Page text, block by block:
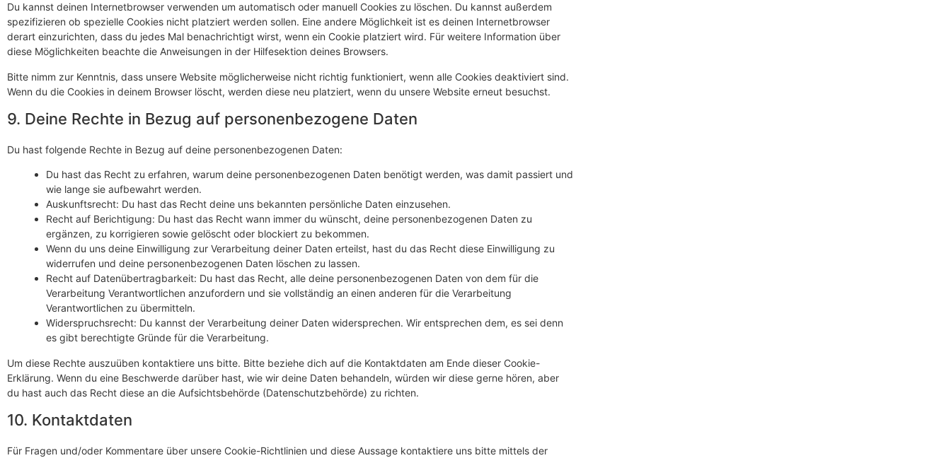
Du kannst deinen Internetbrowser verwenden um automatisch oder manuell Cookies zu löschen. Du kannst außerdem
spezifizieren ob spezielle Cookies nicht platziert werden sollen. Eine andere Möglichkeit ist es deinen Internetbrowser
derart einzurichten, dass du jedes Mal benachrichtigt wirst, wenn ein Cookie platziert wird. Für weitere Information über
diese Möglichkeiten beachte die Anweisungen in der Hilfesektion deines Browsers.
Bitte nimm zur Kenntnis, dass unsere Website möglicherweise nicht richtig funktioniert, wenn alle Cookies deaktiviert sind.
Wenn du die Cookies in deinem Browser löscht, werden diese neu platziert, wenn du unsere Website erneut besuchst.
9. Deine Rechte in Bezug auf personenbezogene Daten
Du hast folgende Rechte in Bezug auf deine personenbezogenen Daten:
Du hast das Recht zu erfahren, warum deine personenbezogenen Daten benötigt werden, was damit passiert und
wie lange sie aufbewahrt werden.
Auskunftsrecht: Du hast das Recht deine uns bekannten persönliche Daten einzusehen.
Recht auf Berichtigung: Du hast das Recht wann immer du wünscht, deine personenbezogenen Daten zu
ergänzen, zu korrigieren sowie gelöscht oder blockiert zu bekommen.
Wenn du uns deine Einwilligung zur Verarbeitung deiner Daten erteilst, hast du das Recht diese Einwilligung zu
widerrufen und deine personenbezogenen Daten löschen zu lassen.
Recht auf Datenübertragbarkeit: Du hast das Recht, alle deine personenbezogenen Daten von dem für die
Verarbeitung Verantwortlichen anzufordern und sie vollständig an einen anderen für die Verarbeitung
Verantwortlichen zu übermitteln.
Widerspruchsrecht: Du kannst der Verarbeitung deiner Daten widersprechen. Wir entsprechen dem, es sei denn
es gibt berechtigte Gründe für die Verarbeitung.
Um diese Rechte auszuüben kontaktiere uns bitte. Bitte beziehe dich auf die Kontaktdaten am Ende dieser Cookie-
Erklärung. Wenn du eine Beschwerde darüber hast, wie wir deine Daten behandeln, würden wir diese gerne hören, aber
du hast auch das Recht diese an die Aufsichtsbehörde (Datenschutzbehörde) zu richten.
10. Kontaktdaten
Für Fragen und/oder Kommentare über unsere Cookie-Richtlinien und diese Aussage kontaktiere uns bitte mittels der